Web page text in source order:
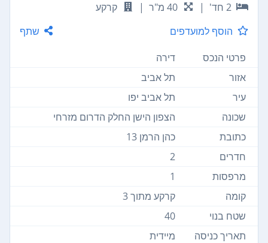
2 חד'
| 40 מ"ר |
קרקע
הוסף למועדפים
שתף
פרטי הנכס
דירה
אזור
תל אביב
עיר
תל אביב יפו
שכונה
הצפון הישן החלק הדרום מזרחי
כתובת
כהן הרמן 13
חדרים
2
מרפסות
1
קומה
קרקע מתוך 3
שטח בנוי
40
תאריך כניסה
מיידית